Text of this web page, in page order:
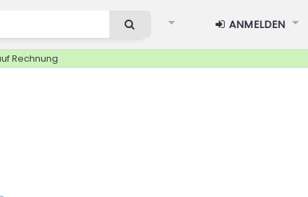
ANMELDEN
Rechnung